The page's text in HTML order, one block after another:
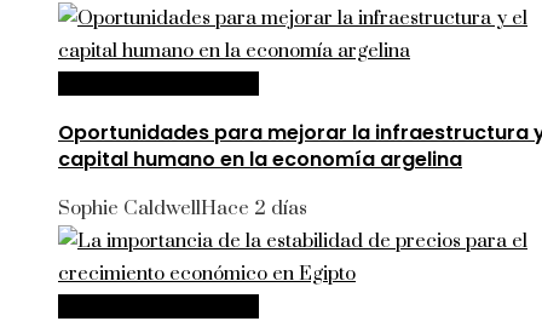
Oportunidades para mejorar la infraestructura
capital humano en la economía argelina
Sophie CaldwellHace 2 días